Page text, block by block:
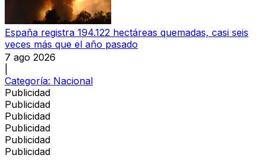
España registra 194.122 hectáreas quemadas, casi seis
veces más que el año pasado
7 ago 2026
Categoría: Nacional
Publicidad
Publicidad
Publicidad
Publicidad
Publicidad
Publicidad